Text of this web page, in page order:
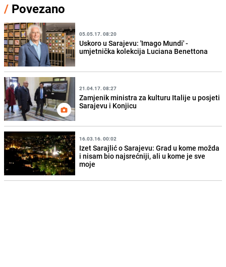
/ Povezano
05.05.17. 08:20
Uskoro u Sarajevu: 'Imago Mundi' -
umjetnička kolekcija Luciana Benettona
21.04.17. 08:27
Zamjenik ministra za kulturu Italije u posjeti
Sarajevu i Konjicu
16.03.16. 00:02
Izet Sarajlić o Sarajevu: Grad u kome možda
i nisam bio najsrećniji, ali u kome je sve
moje